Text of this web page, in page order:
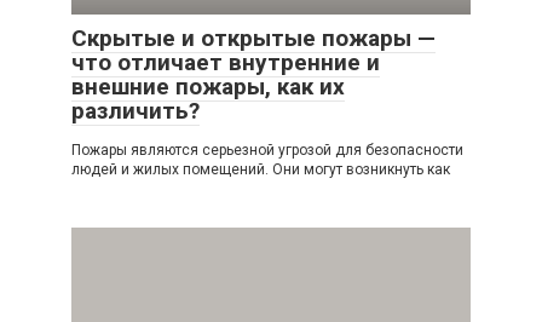
Скрытые и открытые пожары —
что отличает внутренние и
внешние пожары, как их
различить?
Пожары являются серьезной угрозой для безопасности
людей и жилых помещений. Они могут возникнуть как